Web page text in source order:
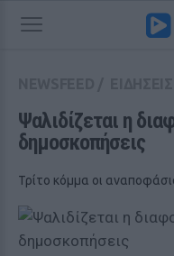
Ψαλιδίζεται η
δημοσκοπήσεις
Τρίτο κόμμα οι